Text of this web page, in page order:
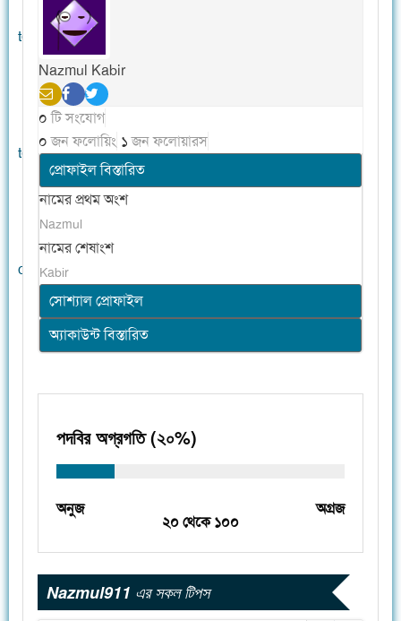
Nazmul Kabir
০টি সংযোগ
০জন ফলোয়িং ১জন ফলোয়ারস
প্রোফাইল বিস্তারিত
নামের প্রথম অংশ
Nazmul
নামের শেষাংশ
Kabir
সোশ্যাল প্রোফাইল
অ্যাকাউন্ট বিস্তারিত
পদবির অগ্রগতি (২০%)
অনুজ অগ্রজ
২০ থেকে ১০০
Nazmul911 এর সকল টিপস